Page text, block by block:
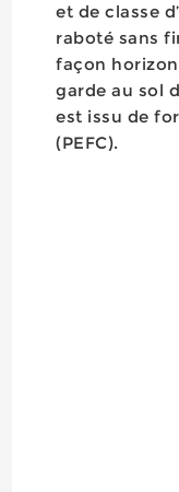
et de classe
raboté sans
façon
garde au sol
est issu de
(PEFC).